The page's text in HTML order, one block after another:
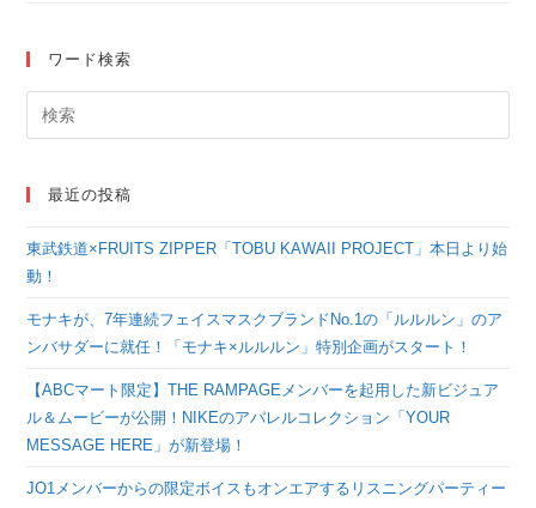
ウン たまご探しの
段」4月7日(金)よりイ
ワード検索
最近の投稿
東武鉄道×FRUITS ZIPPER「TOBU KAWAII PROJECT」本日より始
動！
モナキが、7年連続フェイスマスクブランドNo.1の「ルルルン」のア
ンバサダーに就任！「モナキ×ルルルン」特別企画がスタート！
【ABCマート限定】THE RAMPAGEメンバーを起用した新ビジュア
ル＆ムービーが公開！NIKEのアパレルコレクション「YOUR
MESSAGE HERE」が新登場！
JO1メンバーからの限定ボイスもオンエアするリスニングパーティー